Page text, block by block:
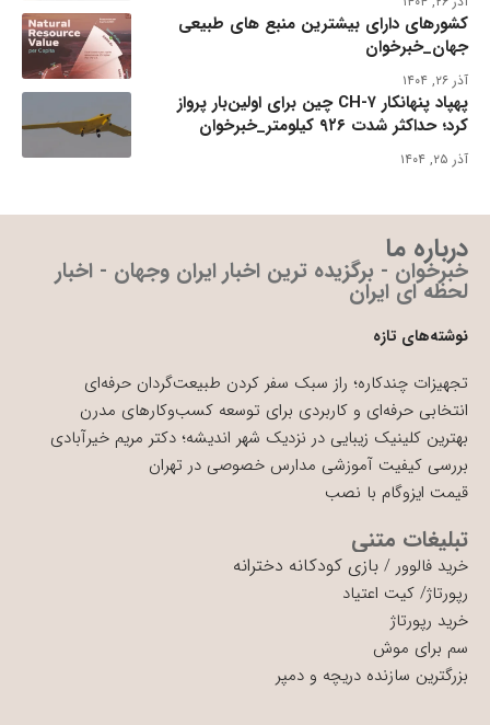
کشورهای دارای بیشترین منبع های طبیعی
جهان_خبرخوان
آذر ۲۶, ۱۴۰۴
پهپاد پنهانکار CH-۷ چین برای اولین‌بار پرواز
کرد؛ حداکثر شدت ۹۲۶ کیلومتر_خبرخوان
آذر ۲۵, ۱۴۰۴
درباره ما
خبرخوان - برگزیده ترین اخبار ایران وجهان - اخبار
لحظه ای ایران
نوشته‌های تازه
تجهیزات چندکاره؛ راز سبک سفر کردن طبیعت‌گردان حرفه‌ای
انتخابی حرفه‌ای و کاربردی برای توسعه کسب‌وکارهای مدرن
بهترین کلینیک زیبایی در نزدیک شهر اندیشه؛ دکتر مریم خیرآبادی
بررسی کیفیت آموزشی مدارس خصوصی در تهران
قیمت ایزوگام با نصب
تبلیغات متنی
خرید فالوور / بازی کودکانه دخترانه
رپورتاژ/ کیت اعتیاد
خرید رپورتاژ
سم برای موش
بزرگترین سازنده دریچه و دمپر